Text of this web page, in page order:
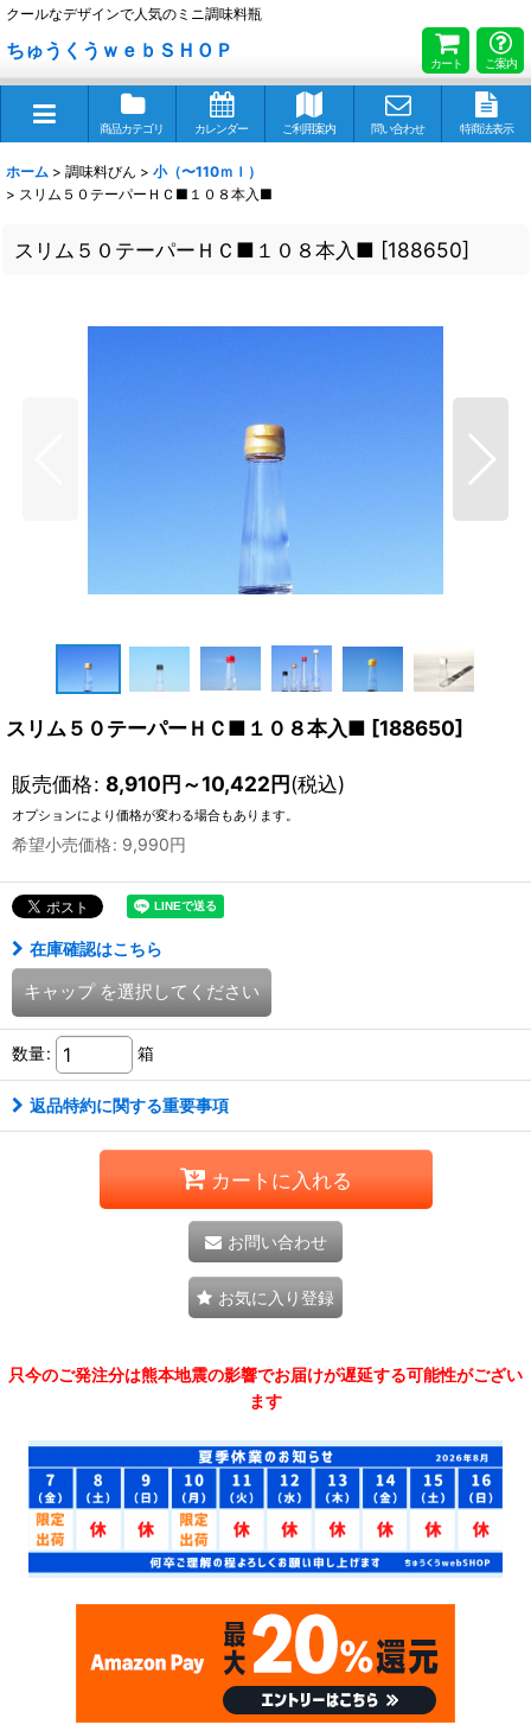
クールなデザインで人気のミニ調味料瓶
ちゅうくうｗｅｂＳＨＯＰ
カート ご案内
商品カテゴリ カレンダー ご利用案内 問い合わせ 特商法表示
ホーム > 調味料びん > 小（〜110ｍｌ）
> スリム５０テーパーＨＣ■１０８本入■
スリム５０テーパーＨＣ■１０８本入■ [188650]
スリム５０テーパーＨＣ■１０８本入■ [188650]
販売価格: 8,910円～10,422円(税込)
オプションにより価格が変わる場合もあります。
希望小売価格: 9,990円
在庫確認はこちら
キャップ を選択してください
数量: 箱
返品特約に関する重要事項
カートに入れる
お問い合わせ
お気に入り登録
只今のご発注分は熊本地震の影響でお届けが遅延する可能性がござい
ます